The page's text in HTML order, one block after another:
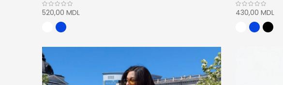
520,00 MDL
430,00 MDL